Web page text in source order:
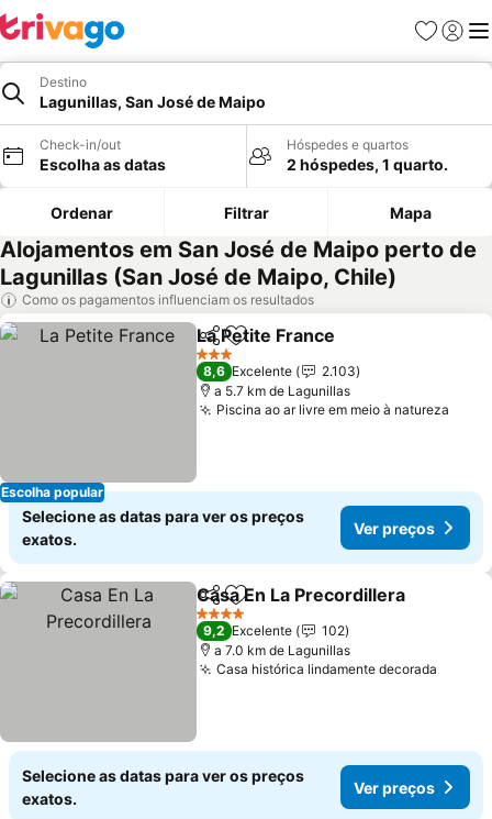
Favoritos
Iniciar
Destino
Lagunillas, San José de Maipo
Check-in/out
Escolha as datas
Hóspedes e quartos
2 hóspedes, 1 quarto.
Ordenar Filtrar Mapa
Alojamentos em San José de Maipo perto de
Lagunillas (San José de Maipo, Chile)
Como os pagamentos influenciam os resultados
Escolha popular
PartilharAdicionar aos favoritos
La Petite France
3 Estrelas
8,6 Excelente
2.103
a 5.7 km de Lagunillas
Piscina ao ar livre em meio à natureza
Selecione as datas para ver os preços
exatos.
Ver preços
PartilharAdicionar aos favoritos
Casa En La Precordillera
4 Estrelas
9,2 Excelente
102
a 7.0 km de Lagunillas
Casa histórica lindamente decorada
Selecione as datas para ver os preços
exatos.
Ver preços